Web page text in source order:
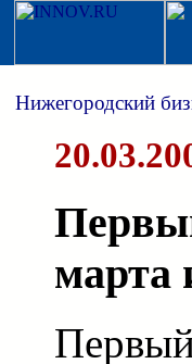
Нижегородский
марта